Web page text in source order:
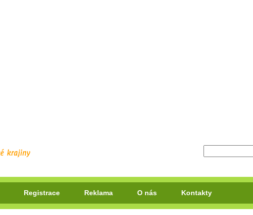
Registrace Reklama O nás Kontakty